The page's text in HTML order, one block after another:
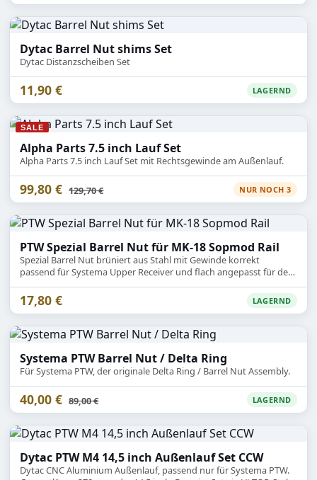
Dytac Barrel Nut shims Set
Dytac Distanzscheiben Set
11,90 € LAGERND
SALE
Alpha Parts 7.5 inch Lauf Set
Alpha Parts 7.5 inch Lauf Set mit Rechtsgewinde am Außenlauf.
99,80 € Statt
129,70 € NUR NOCH 3
PTW Spezial Barrel Nut für MK-18 Sopmod Rail
Spezial Barrel Nut brüniert aus Stahl mit Gewinde korrekt
passend für Systema Upper Receiver und flach angepasst für den
vollwertigen Einbau der Gasstangen Attrappe.
17,80 € LAGERND
Systema PTW Barrel Nut / Delta Ring
Für Systema PTW, der originale Delta Ring / Barrel Nut Assembly.
40,00 € Statt
89,00 € LAGERND
Dytac PTW M4 14,5 inch Außenlauf Set CCW
Dytac CNC Aluminium Außenlauf, passend nur für Systema PTW.